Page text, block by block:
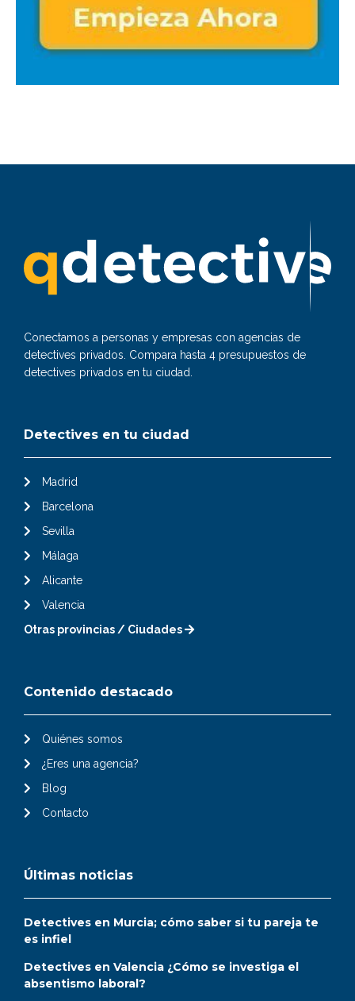
Conectamos a personas y empresas con agencias de
detectives privados. Compara hasta 4 presupuestos de
detectives privados en tu ciudad.
Detectives en tu ciudad
Madrid
Barcelona
Sevilla
Málaga
Alicante
Valencia
Otras provincias / Ciudades
Contenido destacado
Quiénes somos
¿Eres una agencia?
Blog
Contacto
Últimas noticias
Detectives en Murcia; cómo saber si tu pareja te
es infiel
Detectives en Valencia ¿Cómo se investiga el
absentismo laboral?